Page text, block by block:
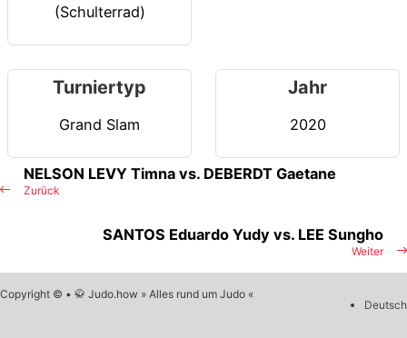
(Schulterrad)
Turniertyp
Grand Slam
Jahr
2020
Zurück
NELSON LEVY Timna vs. DEBERDT Gaetane
Weiter
SANTOS Eduardo Yudy vs. LEE Sungho
Copyright © • 🥋 Judo.how » Alles rund um Judo «
Deutsch